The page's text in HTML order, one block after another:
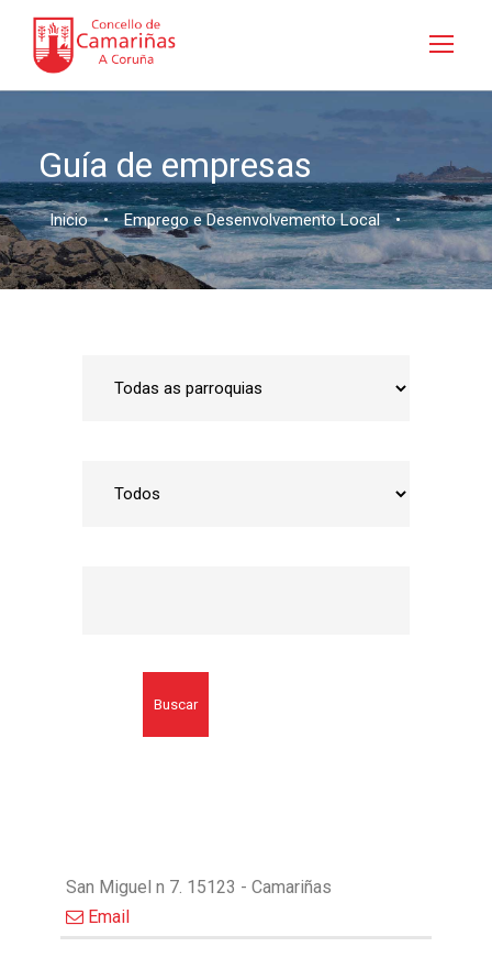
Guía de empresas
Inicio • Emprego e Desenvolvemento Local •
Buscar
San Miguel n 7. 15123 - Camariñas
Email